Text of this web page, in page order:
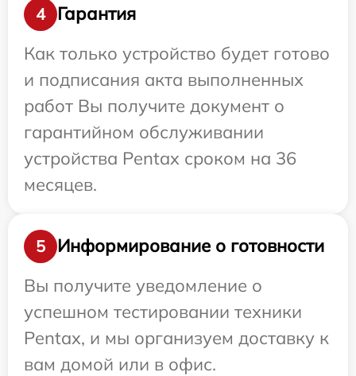
4
Гарантия
Как только устройство будет готово
и подписания акта выполненных
работ Вы получите документ о
гарантийном обслуживании
устройства Pentax сроком на 36
месяцев.
5
Информирование о готовности
Вы получите уведомление о
успешном тестировании техники
Pentax, и мы организуем доставку к
вам домой или в офис.